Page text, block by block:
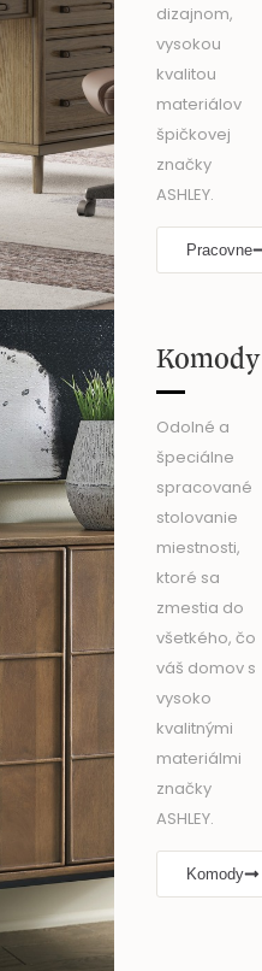
dizajnom,
vysokou
kvalitou
materiálov
špičkovej
značky
ASHLEY.
Pracovne
Komody
Odolné a
špeciálne
spracované
stolovanie
miestnosti,
ktoré sa
zmestia do
všetkého, čo
váš domov s
vysoko
kvalitnými
materiálmi
značky
ASHLEY.
Komody